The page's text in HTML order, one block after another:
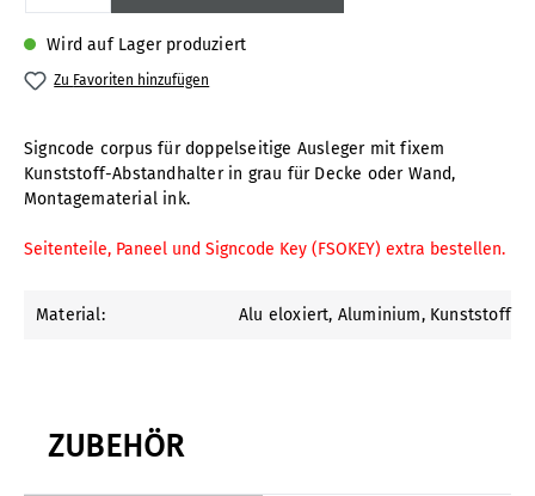
Wird auf Lager produziert
Zu Favoriten hinzufügen
Signcode corpus für doppelseitige Ausleger mit fixem
Kunststoff-Abstandhalter in grau für Decke oder Wand,
Montagematerial ink.
Seitenteile, Paneel und Signcode Key (FSOKEY) extra bestellen.
Material: Alu eloxiert, Aluminium, Kunststoff
ZUBEHÖR